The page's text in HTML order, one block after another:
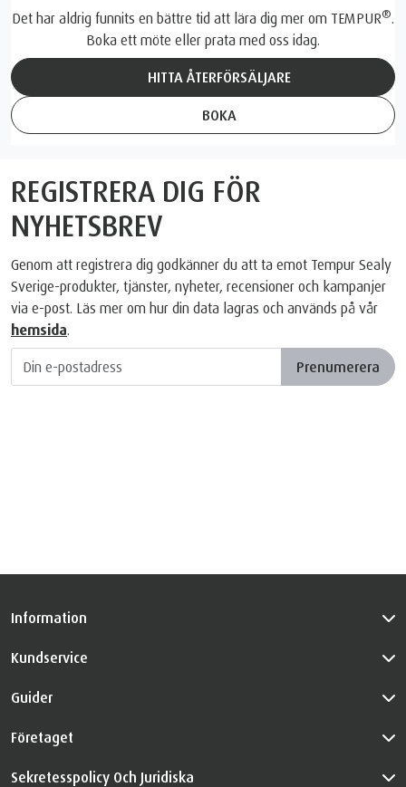
Det har aldrig funnits en bättre tid att lära dig mer om TEMPUR®.
Boka ett möte eller prata med oss idag.
HITTA ÅTERFÖRSÄLJARE
BOKA
REGISTRERA DIG FÖR
NYHETSBREV
Genom att registrera dig godkänner du att ta emot Tempur Sealy
Sverige-produkter, tjänster, nyheter, recensioner och kampanjer
via e-post. Läs mer om hur din data lagras och används på vår
hemsida.
Prenumerera
Information
Kundservice
Guider
Företaget
Sekretesspolicy Och Juridiska